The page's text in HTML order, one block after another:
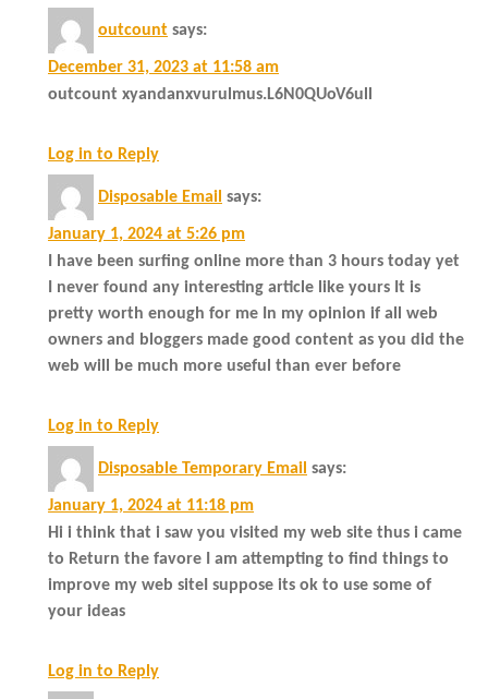
outcount says:
December 31, 2023 at 11:58 am
outcount xyandanxvurulmus.L6N0QUoV6ull
Log in to Reply
Disposable Email says:
January 1, 2024 at 5:26 pm
I have been surfing online more than 3 hours today yet
I never found any interesting article like yours It is
pretty worth enough for me In my opinion if all web
owners and bloggers made good content as you did the
web will be much more useful than ever before
Log in to Reply
Disposable Temporary Email says:
January 1, 2024 at 11:18 pm
Hi i think that i saw you visited my web site thus i came
to Return the favore I am attempting to find things to
improve my web siteI suppose its ok to use some of
your ideas
Log in to Reply